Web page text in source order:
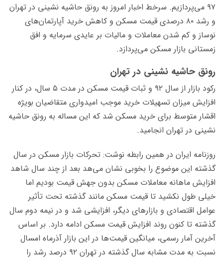
۹۷ می‌پردازیم. سرخط اخبار امروز به رونق حاشیه نشینی در تهران
و رشد ۸۰ درصدی قیمت مسکن و کاهش خرید آپارتمان‌های
نوساز و کم شدن معاملات و مالیات بر عایدی سرمایه و افق
زمستانی بازار مسکن می‌پردازد.
رونق حاشیه نشینی در تهران
رکود بازار از سال ۹۲ و ثبات قیمت مسکن در مدت ۵ سال، در کنار
افزایش میزان تسهیلات خرید موجب امیدواری متقاضیان بویژه
اقشار متوسط برای خرید مسکن شد که این مساله به رونق حاشیه
نشینی در تهران انجامید.
روزنامه ایران در همین رابطه نوشت: تحرکات بازار مسکن در سال
گذشته این موضوع را بخوبی نشان می‌هد بعد از چند سال شاهد
افزایش ماهانه معاملات مسکن بدون جهش قیمت بودیم اما
خیلی طول نکشید تا قیمت مسکن مانند گذشته تحت تأثیر
عوامل اقتصادی و بازارهای دیگر، افزایشی شد و در نیمه دوم سال
گذشته تا کنون روند افزایش قیمت مسکن ادامه دارد. بر اساس
آخرین آمار رسمی، میانگین قیمت‌ها در این بازار آذرماه امسال
نسبت به مدت مشابه سال گذشته در تهران ۹۲ درصد رشد را